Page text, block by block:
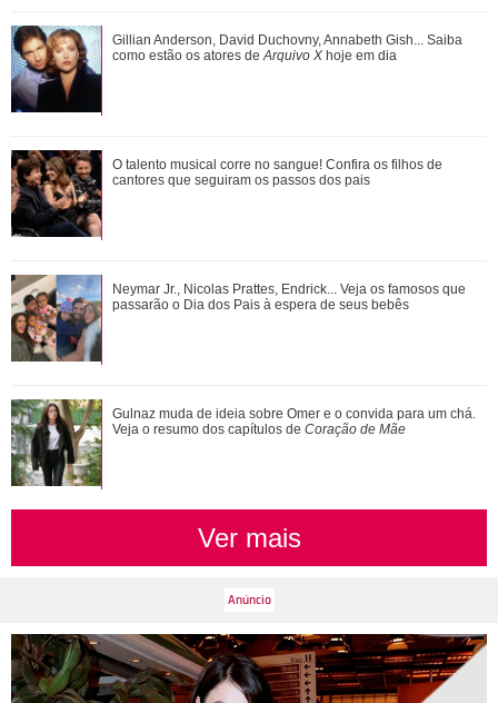
Gulnaz muda de ideia sobre Omer e o convida para um chá.
Veja o resumo dos capítulos de Cor...
Neymar Jr., Nicolas Prattes, Endrick... Veja os famosos que
passarão o Dia dos Pais à esper...
Bruna Marquezine, Camila Cabello, Hailey Bieber...
Relembre os amores - e affairs - de Shawn ...
Alexandre Nero, Edson Celulari, Daniel... Veja os famosos
que foram papais mais velhos
Gillian Anderson, David Duchovny, Annabeth Gish... Saiba
como estão os atores deArquivo X hoje em dia
O talento musical corre no sangue! Confira os filhos de
cantores que seguiram os passos dos pais
Neymar Jr., Nicolas Prattes, Endrick... Veja os famosos que
passarão o Dia dos Pais à espera de seus bebês
Gulnaz muda de ideia sobre Omer e o convida para um chá.
Veja o resumo dos capítulos de Coração de Mãe
Ver mais